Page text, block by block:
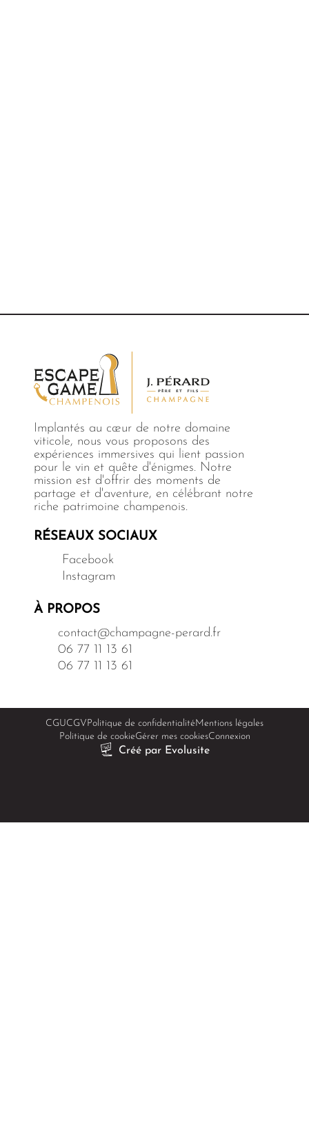
Implantés au cœur de notre domaine
viticole, nous vous proposons des
expériences immersives qui lient passion
pour le vin et quête d'énigmes. Notre
mission est d'offrir des moments de
partage et d'aventure, en célébrant notre
riche patrimoine champenois.
RÉSEAUX SOCIAUX
Facebook
Instagram
À PROPOS
contact@champagne-perard.fr
06 77 11 13 61
06 77 11 13 61
CGUCGVPolitique de confidentialitéMentions légales
Politique de cookieGérer mes cookiesConnexion
Créé par Evolusite